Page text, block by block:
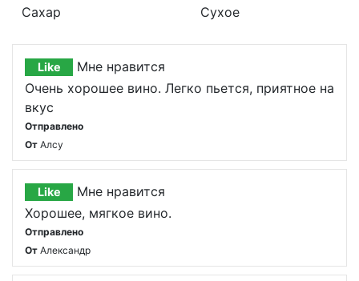
Сахар Сухое
Like
Мне нравится
Очень хорошее вино. Легко пьется, приятное на
вкус
Отправлено
От Алсу
Like
Мне нравится
Хорошее, мягкое вино.
Отправлено
От Александр